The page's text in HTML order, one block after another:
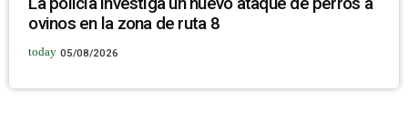
ovinos en la zona de ruta 8
today 05/08/2026